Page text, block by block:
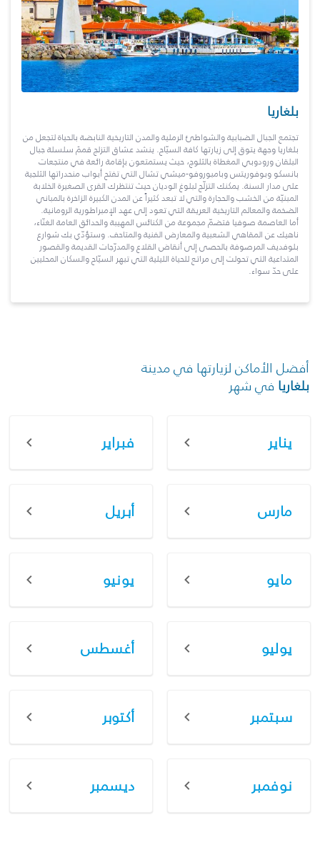
بلغاريا
تجتمع الجبال الضبابية والشواطئ الرملية والمدن التاريخية النابضة بالحياة لتجعل من
بلغاريا وجهة يتوق إلى زيارتها كافة السيّاح. ينشد عشاق التزلج قممَ سلسلة جبال
البلقان ورودوبي المغطاة بالثلوج، حيث يستمتعون بإقامة رائعة في منتجعات
بانسكو وبوفوريتس وبامبوروفو-ميشي تشال التي تفتح أبواب منحدراتها الثلجية
على مدار السنة. يمكنك التزلّج لبلوغ الوديان حيث تنتظرك القرى الصغيرة الخلابة
المبنيّة من الخشب والحجارة والتي لا تبعد كثيراً عن المدن الكبيرة الزاخرة بالمباني
الضخمة والمعالم التاريخية العريقة التي تعود إلى عهد الإمبراطورية الرومانية.
أما العاصمة صوفيا فتضمّ مجموعة من الكنائس المهيبة والحدائق العامة الغنّاء،
ناهيك عن المقاهي الشعبية والمعارض الفنية والمتاحف. وستؤدّي بك شوارع
بلوفديف المرصوفة بالحصى إلى أنقاض القلاع والمدرّجات القديمة والقصور
المتداعية التي تحولت إلى مراتع للحياة الليلية التي تبهر السيّاح والسكان المحليين
على حدّ سواء.
أفضل الأماكن لزيارتها في مدينة
بلغاريا في شهر
يناير فبراير
مارس أبريل
مايو يونيو
يوليو أغسطس
سبتمبر أكتوبر
نوفمبر ديسمبر